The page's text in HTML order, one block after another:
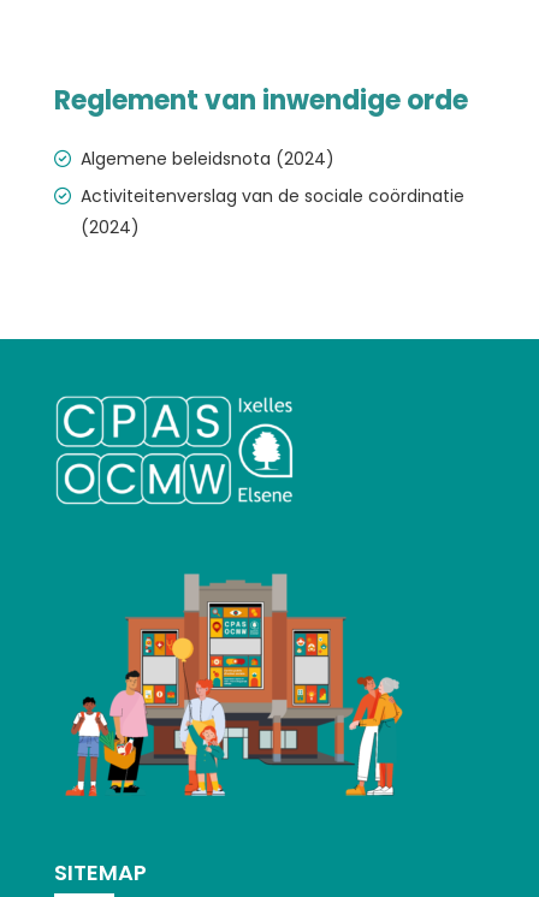
Reglement van inwendige orde
Algemene beleidsnota (2024)
Activiteitenverslag van de sociale coördinatie
(2024)
SITEMAP